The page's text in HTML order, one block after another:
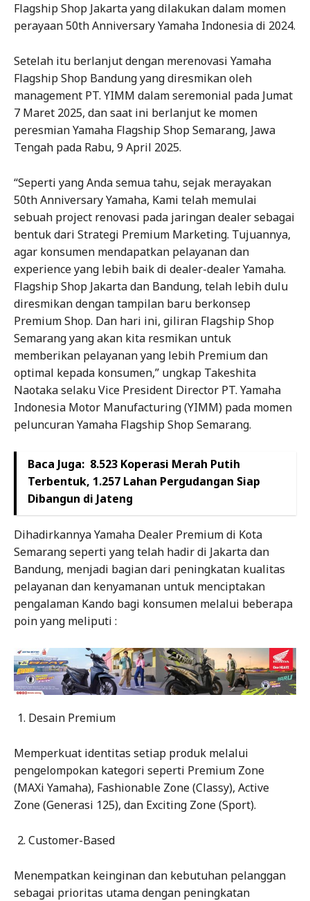
Flagship Shop Jakarta yang dilakukan dalam momen
perayaan 50th Anniversary Yamaha Indonesia di 2024.
Setelah itu berlanjut dengan merenovasi Yamaha
Flagship Shop Bandung yang diresmikan oleh
management PT. YIMM dalam seremonial pada Jumat
7 Maret 2025, dan saat ini berlanjut ke momen
peresmian Yamaha Flagship Shop Semarang, Jawa
Tengah pada Rabu, 9 April 2025.
“Seperti yang Anda semua tahu, sejak merayakan
50th Anniversary Yamaha, Kami telah memulai
sebuah project renovasi pada jaringan dealer sebagai
bentuk dari Strategi Premium Marketing. Tujuannya,
agar konsumen mendapatkan pelayanan dan
experience yang lebih baik di dealer-dealer Yamaha.
Flagship Shop Jakarta dan Bandung, telah lebih dulu
diresmikan dengan tampilan baru berkonsep
Premium Shop. Dan hari ini, giliran Flagship Shop
Semarang yang akan kita resmikan untuk
memberikan pelayanan yang lebih Premium dan
optimal kepada konsumen,” ungkap Takeshita
Naotaka selaku Vice President Director PT. Yamaha
Indonesia Motor Manufacturing (YIMM) pada momen
peluncuran Yamaha Flagship Shop Semarang.
Baca Juga: 8.523 Koperasi Merah Putih
Terbentuk, 1.257 Lahan Pergudangan Siap
Dibangun di Jateng
Dihadirkannya Yamaha Dealer Premium di Kota
Semarang seperti yang telah hadir di Jakarta dan
Bandung, menjadi bagian dari peningkatan kualitas
pelayanan dan kenyamanan untuk menciptakan
pengalaman Kando bagi konsumen melalui beberapa
poin yang meliputi :
Desain Premium
Memperkuat identitas setiap produk melalui
pengelompokan kategori seperti Premium Zone
(MAXi Yamaha), Fashionable Zone (Classy), Active
Zone (Generasi 125), dan Exciting Zone (Sport).
Customer-Based
Menempatkan keinginan dan kebutuhan pelanggan
sebagai prioritas utama dengan peningkatan